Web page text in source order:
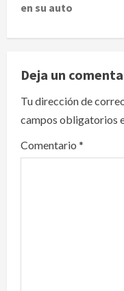
n
a
v
i
g
a
en su auto
Deja un
Tu dirección de
campos obligatorios
Comentario *